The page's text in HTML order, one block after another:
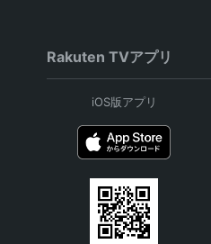
Rakuten TVアプリ
iOS版アプリ